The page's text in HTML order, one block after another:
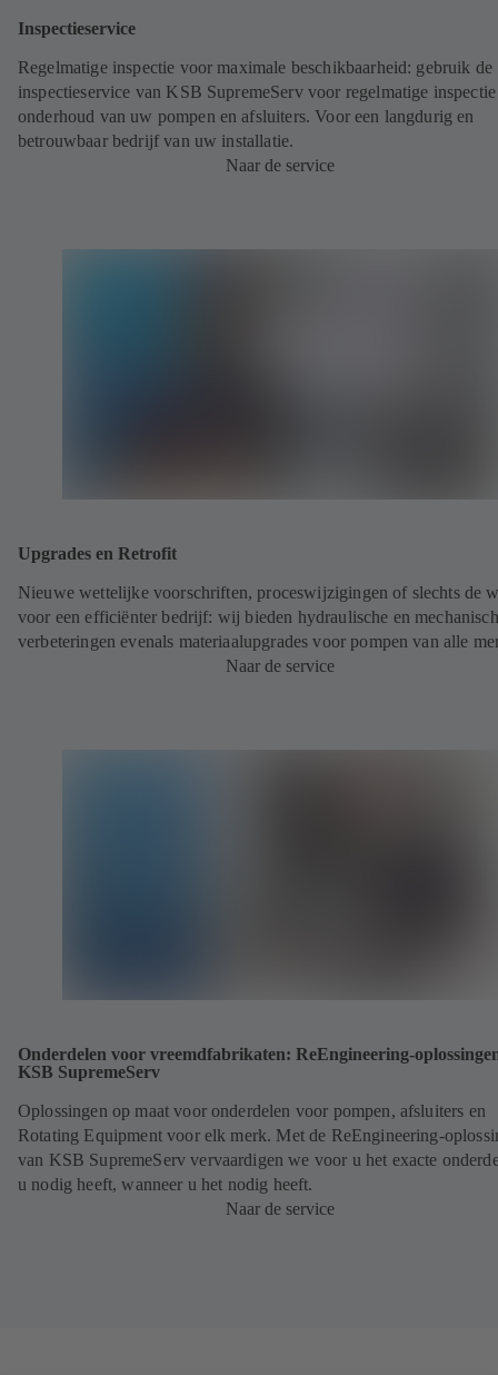
Inspectieservice
Regelmatige inspectie voor maximale beschikbaarheid: gebruik de
inspectieservice van KSB SupremeServ voor regelmatige
onderhoud van uw pompen en afsluiters. Voor een langdurig en
betrouwbaar bedrijf van uw installatie.
Naar de service
Upgrades en Retrofit
Nieuwe wettelijke voorschriften, proceswijzigingen of slechts de
voor een efficiënter bedrijf: wij bieden hydraulische en
verbeteringen evenals materiaalupgrades voor pompen van alle
Naar de service
Onderdelen voor vreemdfabrikaten: ReEngineering-
KSB SupremeServ
Oplossingen op maat voor onderdelen voor pompen, afsluiters en
Rotating Equipment voor elk merk. Met de ReEngineering-
van KSB SupremeServ vervaardigen we voor u het exacte
u nodig heeft, wanneer u het nodig heeft.
Naar de service